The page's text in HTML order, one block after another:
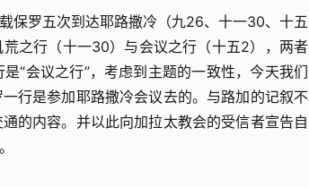
保罗五次到达耶路撒冷（九26、十一30、十五
之行（十一30）与会议之行（十五2），两者
“会议之行”，考虑到主题的一致性，今天我们
行是参加耶路撒冷会议去的。与路加的记叙不
的内容。并以此向加拉太教会的受信者宣告自